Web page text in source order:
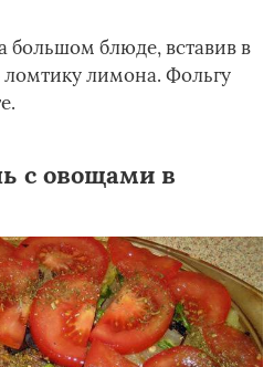
большом блюде, вставив в
лимона. Фольгу
с овощами в